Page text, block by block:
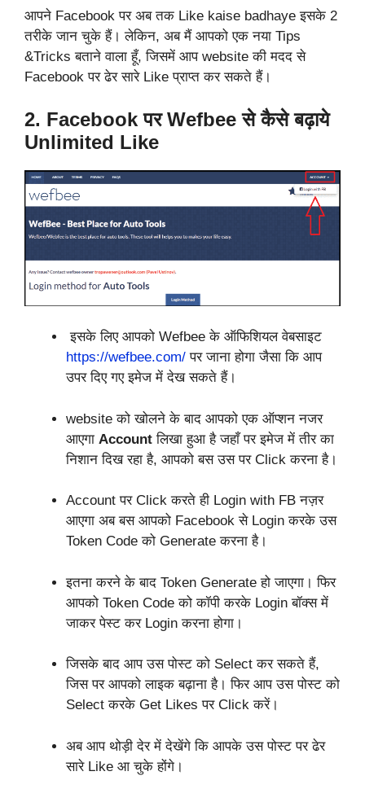
आपने Facebook पर अब तक Like kaise badhaye इसके 2
तरीके जान चुके हैं। लेकिन, अब मैं आपको एक नया Tips
&Tricks बताने वाला हूँ, जिसमें आप website की मदद से
Facebook पर ढेर सारे Like प्राप्त कर सकते हैं।
2. Facebook पर Wefbee से कैसे बढ़ाये
Unlimited Like
इसके लिए आपको Wefbee के ऑफिशियल वेबसाइट
https://wefbee.com/ पर जाना होगा जैसा कि आप
उपर दिए गए इमेज में देख सकते हैं।
website को खोलने के बाद आपको एक ऑप्शन नजर
आएगा Account लिखा हुआ है जहाँ पर इमेज में तीर का
निशान दिख रहा है, आपको बस उस पर Click करना है।
Account पर Click करते ही Login with FB नज़र
आएगा अब बस आपको Facebook से Login करके उस
Token Code को Generate करना है।
इतना करने के बाद Token Generate हो जाएगा। फिर
आपको Token Code को कॉपी करके Login बॉक्स में
जाकर पेस्ट कर Login करना होगा।
जिसके बाद आप उस पोस्ट को Select कर सकते हैं,
जिस पर आपको लाइक बढ़ाना है। फिर आप उस पोस्ट को
Select करके Get Likes पर Click करें।
अब आप थोड़ी देर में देखेंगे कि आपके उस पोस्ट पर ढेर
सारे Like आ चुके होंगे।